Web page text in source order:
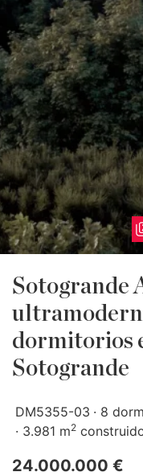
Sotogrande
dormitorios
Sotogrande
DM5355-03 8
3.981 m2
24.000.000 €